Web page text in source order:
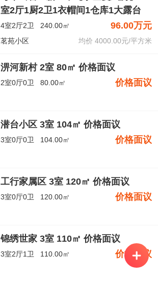
室2厅1厨2卫1衣帽间1仓库1大露台
4室2厅2卫 240.00㎡ 96.00万元
茗苑小区 均价 4000.00元/平方米
淠河新村 2室 80㎡ 价格面议
2室0厅0卫 80.00㎡ 价格面议
潜台小区 3室 104㎡ 价格面议
3室0厅0卫 104.00㎡ 价格面议
工行家属区 3室 120㎡ 价格面议
3室0厅0卫 120.00㎡ 价格面议
锦绣世家 3室 110㎡ 价格面议
3室2厅1卫 110.00㎡ 价格面议